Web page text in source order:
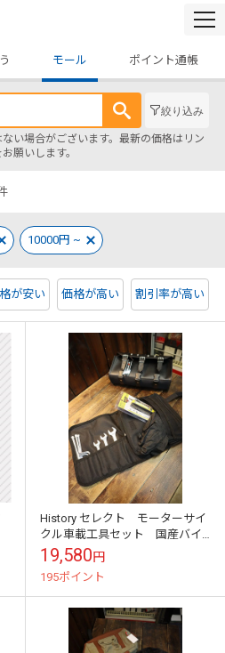
モール ポイント通帳
絞り込み
い場合がございます。最新の価格はリン
願いします。
10000円 ~
が安い 価格が高い 割引率が高い
History セレクト モーターサイ
クル車載工具セット 国産バイ
ク用
19,580円
195ポイント